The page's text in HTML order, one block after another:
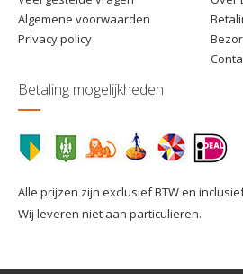
Algemene voorwaarden
Privacy policy
Betaling mogelijkheden
Alle prijzen zijn exclusief BTW en
Wij leveren niet aan particulieren.